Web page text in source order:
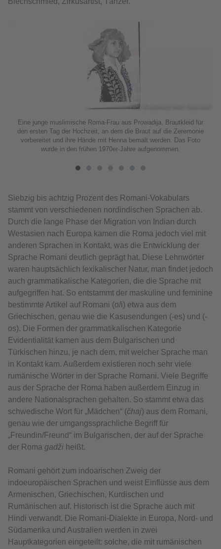
Foto (Ausschnitt): Hristo Kyuchukov
Eine junge muslimische Roma-Frau aus Prowadija. Brautkleid für
den ersten Tag der Hochzeit, an dem die Braut auf die Zeremonie
vorbereitet und ihre Hände mit Henna bemalt werden. Das Foto
wurde in den frühen 1970er-Jahre aufgenommen.
Siebzig bis achtzig Prozent des Romani-Vokabulars
stammt von verschiedenen nordindischen Sprachen ab.
Durch die lange Phase der Migration von Indian durch
Westasien nach Europa kamen die Roma jedoch viel mit
anderen Sprachen in Kontakt, was die Entwicklung der
Sprache Romani deutlich geprägt hat. Diese Lehnwörter
waren hauptsächlich lexikalischer Natur, man findet jedoch
auch grammatikalische Kategorien, die die Sprache mit
aufgegriffen hat. So entstammt der maskuline und feminine
bestimmte Artikel auf Romani (o/i) etwa aus dem
Griechischen, genau wie die Kasusendungen (-es) und (-
os). Die Formen der grammatikalischen Kategorie
Evidentialität kamen aus dem Bulgarischen und
Türkischen hinzu, je nach dem, mit welcher Sprache man
in Kontakt kam. Außerdem existieren noch sehr viele
rumänische Wörter in der Sprache Romani. Viele Begriffe
aus der Sprache der Roma haben außerdem Einzug in
andere Nationalsprachen gehalten. So stammt etwa das
schwedische Wort für „Mädchen“ (čhaj) aus dem Romani,
genau wie der umgangssprachliche Begriff für
„Freundin/Freund“ im Bulgarischen, der auf der Sprache
der Roma gadži heißt.
Romani gehört zum indoarischen Zweig der
indoeuropäischen Sprachen und weist Einflüsse aus dem
Armenischen, Griechischen, Kurdischen und
Rumänischen auf. Historisch ist die Sprache auch mit
Hindi verwandt. Die Romani-Dialekte in Europa, Nord- und
Südamerika und Australien werden in zwei
Hauptkategorien eingeteilt: solche, die mit rumänischen